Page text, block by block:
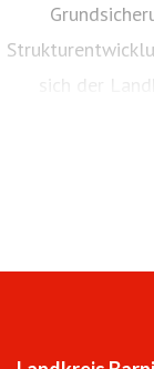
sich der
von Kultur und